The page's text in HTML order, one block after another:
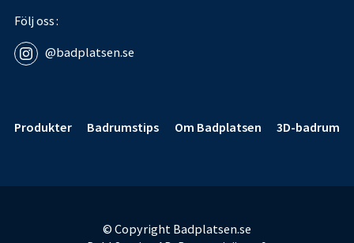
Följ oss
@badplatsen.se
Produkter
Badrumstips Om Badplatsen 3D-badrum
© Copyright Badplatsen.se